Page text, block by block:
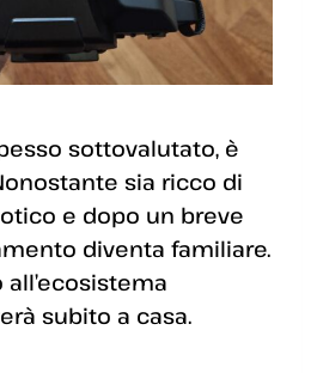
sottovalutato, è
sia ricco di
e dopo un breve
diventa familiare.
subito a casa.